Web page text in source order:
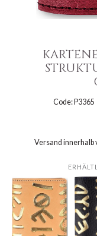
Code: P3365
Versand innerhalb